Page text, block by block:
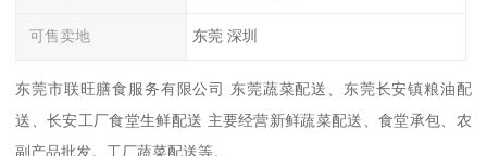
可售卖地 东莞 深圳
东莞市联旺膳食服务有限公司 东莞蔬菜配送、东莞长安镇粮油配
送、长安工厂食堂生鲜配送 主要经营新鲜蔬菜配送、食堂承包、农
副产品批发。工厂蔬菜配送等。